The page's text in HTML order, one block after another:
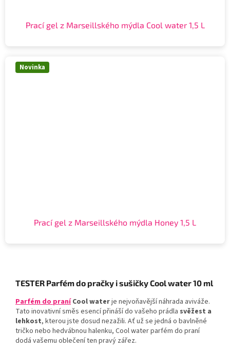
Prací gel z Marseillského mýdla Cool water 1,5 L
Novinka
Prací gel z Marseillského mýdla Honey 1,5 L
TESTER Parfém do pračky i sušičky Cool water 10 ml
Parfém do praní Cool waterje nejvoňavější náhrada aviváže.
Tato inovativní směs esencí přináší do vašeho prádla svěžest a
lehkost, kterou jste dosud nezažili. Ať už se jedná o bavlněné
tričko nebo hedvábnou halenku, Cool water parfém do praní
dodá vašemu oblečení ten pravý zářez.